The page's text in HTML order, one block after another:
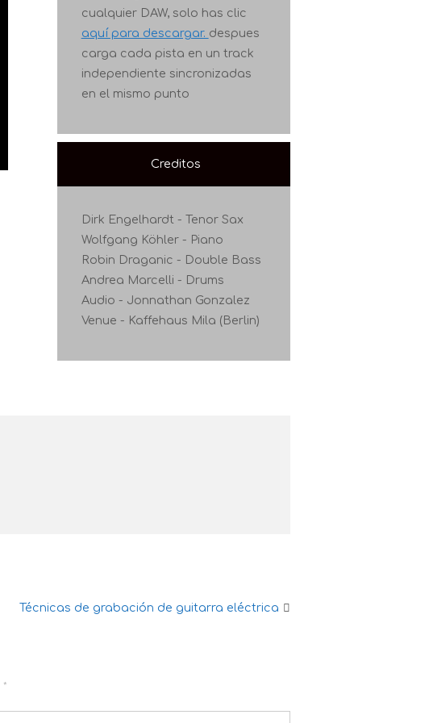
cualquier DAW, solo has clic
aquí para descargar. despues
carga cada pista en un track
independiente sincronizadas
en el mismo punto
Creditos
Dirk Engelhardt - Tenor Sax
Wolfgang Köhler - Piano
Robin Draganic - Double Bass
Andrea Marcelli - Drums
Audio - Jonnathan Gonzalez
Venue - Kaffehaus Mila (Berlin)
Técnicas de grabación de guitarra eléctrica
*